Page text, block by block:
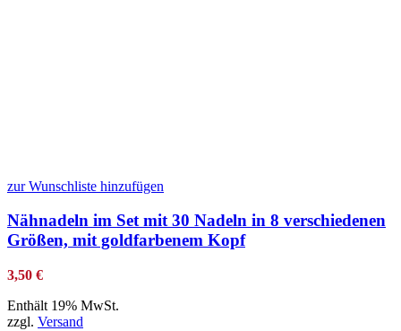
zur Wunschliste hinzufügen
Nähnadeln im Set mit 30 Nadeln in 8 verschiedenen
Größen, mit goldfarbenem Kopf
3,50 €
Enthält 19% MwSt.
zzgl. Versand